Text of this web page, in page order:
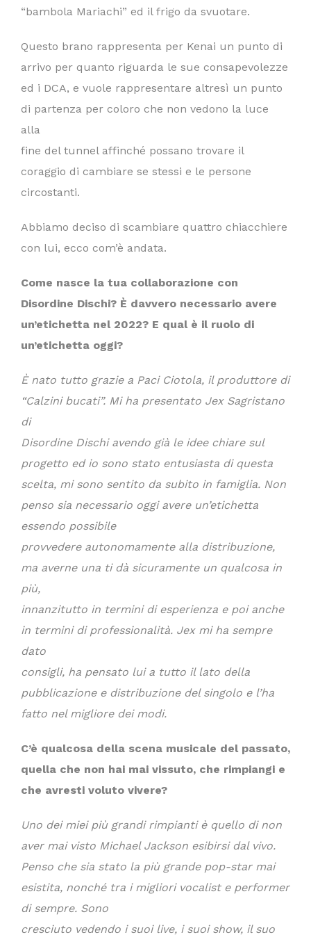
“bambola Mariachi” ed il frigo da svuotare.
Questo brano rappresenta per Kenai un punto di
arrivo per quanto riguarda le sue consapevolezze
ed i DCA, e vuole rappresentare altresì un punto
di partenza per coloro che non vedono la luce
alla
fine del tunnel affinché possano trovare il
coraggio di cambiare se stessi e le persone
circostanti.
Abbiamo deciso di scambiare quattro chiacchiere
con lui, ecco com’è andata.
Come nasce la tua collaborazione con
Disordine Dischi? È davvero necessario avere
un’etichetta nel 2022? E qual è il ruolo di
un’etichetta oggi?
È nato tutto grazie a Paci Ciotola, il produttore di
“Calzini bucati”. Mi ha presentato Jex Sagristano
di
Disordine Dischi avendo già le idee chiare sul
progetto ed io sono stato entusiasta di questa
scelta, mi sono sentito da subito in famiglia. Non
penso sia necessario oggi avere un’etichetta
essendo possibile
provvedere autonomamente alla distribuzione,
ma averne una ti dà sicuramente un qualcosa in
più,
innanzitutto in termini di esperienza e poi anche
in termini di professionalità. Jex mi ha sempre
dato
consigli, ha pensato lui a tutto il lato della
pubblicazione e distribuzione del singolo e l’ha
fatto nel migliore dei modi.
C’è qualcosa della scena musicale del passato,
quella che non hai mai vissuto, che rimpiangi e
che avresti voluto vivere?
Uno dei miei più grandi rimpianti è quello di non
aver mai visto Michael Jackson esibirsi dal vivo.
Penso che sia stato la più grande pop-star mai
esistita, nonché tra i migliori vocalist e performer
di sempre. Sono
cresciuto vedendo i suoi live, i suoi show, il suo